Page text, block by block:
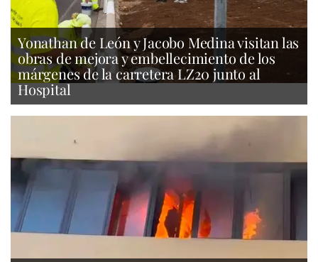
Yonathan de León y Jacobo Medina visitan las
obras de mejora y embellecimiento de los
márgenes de la carretera LZ20 junto al
Hospital